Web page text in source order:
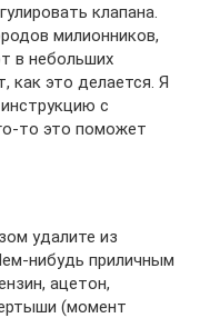
клапана.
милионников,
в небольших
как это делается. Я
с
то это поможет
удалите из
нибудь приличным
ацетон,
(момент